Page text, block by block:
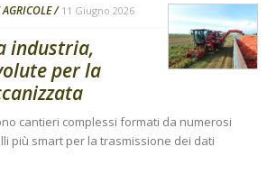
11 Giugno 2026
industria,
per la
cantieri complessi formati da numerosi
più smart per la trasmissione dei dati